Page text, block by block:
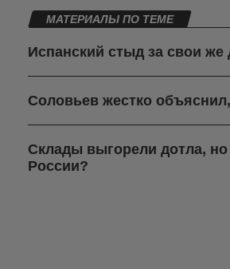
МАТЕРИАЛЫ ПО ТЕМЕ
Испанский стыд за свои же
Соловьев жестко
Склады выгорели дотла,
России?